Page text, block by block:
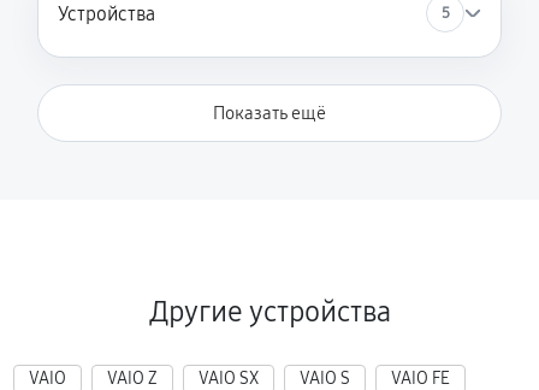
Устройства 5
Показать ещё
Другие устройства
VAIO VAIO Z VAIO SX VAIO S VAIO FE